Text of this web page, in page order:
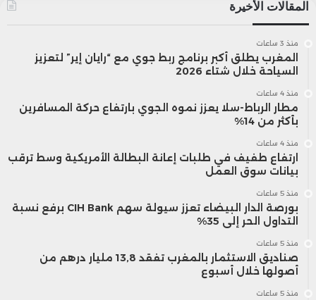
في حيرة من أمرهم إزاء التغير الواضح في
توجهاته.
وفي السياق نفسه، كشف مصدر لموقع
“أكسيوس” أن رئيس الوزراء البريطاني كير
ستارمر اقترح خلال مكالمة مع زيلينسكي
التعاون مع الولايات المتحدة لصياغة خطة
سلام مشابهة لمبادرة ترامب لوقف الحرب في
غزة، مؤكداً أهمية الجهود الدولية المتناسقة
لاحتواء النزاع.
المقالات الأخيرة
منذ 3 ساعات
المغرب يطلق أكبر برنامج ربط جوي مع “رايان إير” لتعزيز
السياحة خلال شتاء 2026
منذ 4 ساعات
مطار الرباط-سلا يعزز نموه الجوي بارتفاع حركة المسافرين
بأكثر من 14%
منذ 4 ساعات
ارتفاع طفيف في طلبات إعانة البطالة الأمريكية وسط ترقب
بيانات سوق العمل
منذ 5 ساعات
بورصة الدار البيضاء تعزز سيولة سهم CIH Bank برفع نسبة
التداول الحر إلى 35%
منذ 5 ساعات
صناديق الاستثمار بالمغرب تفقد 13,8 مليار درهم من
أصولها خلال أسبوع
منذ 5 ساعات